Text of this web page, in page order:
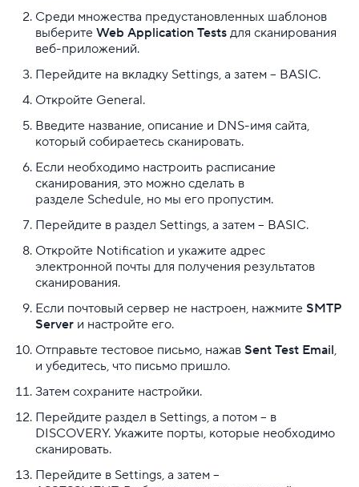
Среди множества предустановленных шаблонов
выберите Web Application Tests для сканирования
веб-приложений.
Перейдите на вкладку Settings, а затем – BASIC.
Откройте General.
Введите название, описание и DNS-имя сайта,
который собираетесь сканировать.
Если необходимо настроить расписание
сканирования, это можно сделать в
разделе Schedule, но мы его пропустим.
Перейдите в раздел Settings, а затем – BASIC.
Откройте Notification и укажите адрес
электронной почты для получения результатов
сканирования.
Если почтовый сервер не настроен, нажмите SMTP
Server и настройте его.
Отправьте тестовое письмо, нажав Sent Test Email,
и убедитесь, что письмо пришло.
Затем сохраните настройки.
Перейдите раздел в Settings, а потом – в
DISCOVERY. Укажите порты, которые необходимо
сканировать.
Перейдите в Settings, а затем –